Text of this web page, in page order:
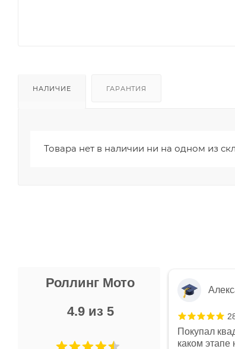
НАЛИЧИЕ ГАРАНТИЯ
Товара нет в наличии ни на одном из
Роллинг Мото
4.9 из 5
Не понравились условия
Покупал
каком этапе